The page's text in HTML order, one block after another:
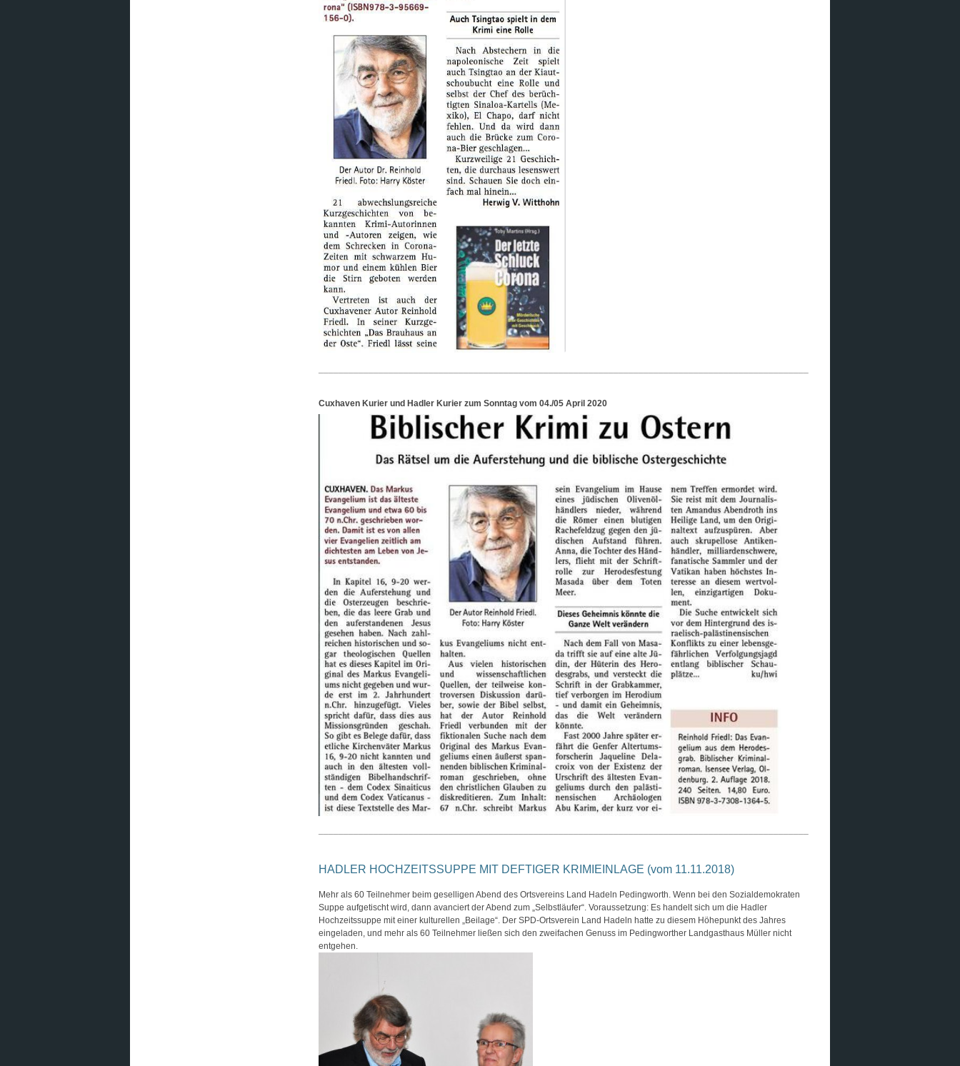
Cuxhaven Kurier und Hadler Kurier zum Sonntag vom 04./05 April 2020
HADLER HOCHZEITSSUPPE MIT DEFTIGER KRIMIEINLAGE (vom 11.11.2018)
Mehr als 60 Teilnehmer beim geselligen Abend des Ortsvereins Land Hadeln Pedingworth. Wenn bei den Sozialdemokraten
Suppe aufgetischt wird, dann avanciert der Abend zum „Selbstläufer“. Voraussetzung: Es handelt sich um die Hadler
Hochzeitssuppe mit einer kulturellen „Beilage“. Der SPD-Ortsverein Land Hadeln hatte zu diesem Höhepunkt des Jahres
eingeladen, und mehr als 60 Teilnehmer ließen sich den zweifachen Genuss im Pedingworther Landgasthaus Müller nicht
entgehen.